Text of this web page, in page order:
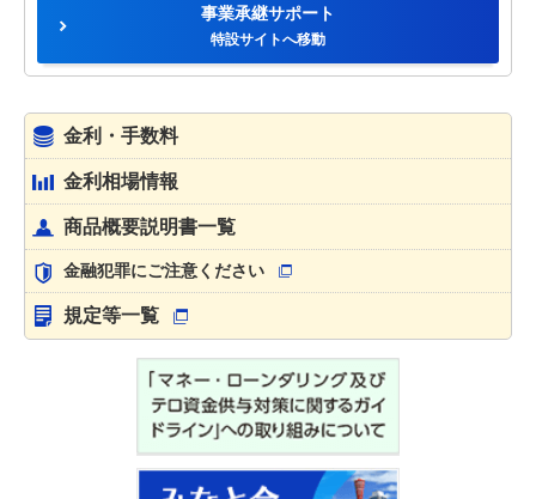
事業承継サポート
特設サイトへ移動
金利・手数料
金利相場情報
商品概要説明書一覧
金融犯罪にご注意ください
規定等一覧